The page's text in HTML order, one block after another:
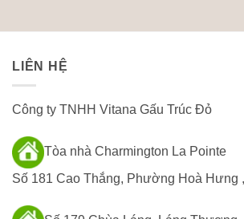
LIÊN HỆ
Công ty TNHH Vitana Gấu Trúc Đỏ
Tòa nhà Charmington La Pointe
Số 181 Cao Thắng, Phường Hoà Hưng